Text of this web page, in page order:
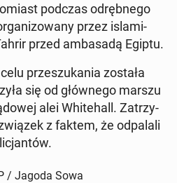
podczas od­ręb­ne­go
przez is­la­mi­
przed am­ba­sa­dą Egiptu.
prze­szu­ka­nia została
się od głów­ne­go marszu
alei Whi­te­hall. Za­trzy­
z faktem, że od­pa­la­li
/ Jagoda Sowa